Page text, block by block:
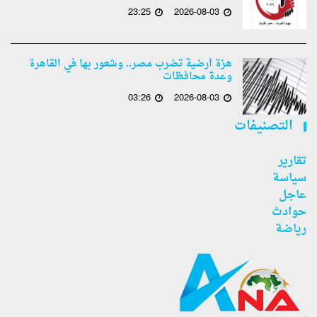
2026-08-03
23:25
هزة أرضية تضرب مصر.. وشعور بها في القاهرة
وعدة محافظات
2026-08-03
03:26
التصنيفات
تقارير
سياسة
عاجل
حوادث
رياضة